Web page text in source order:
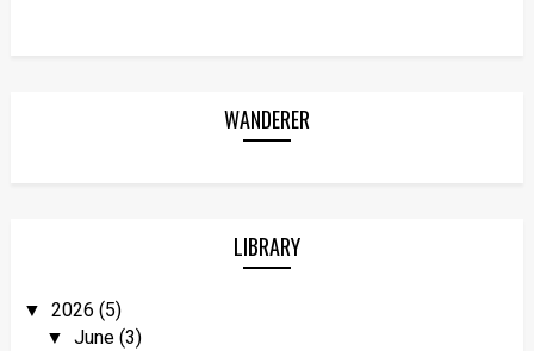
WANDERER
LIBRARY
▼ 2026 (5)
▼June(3)